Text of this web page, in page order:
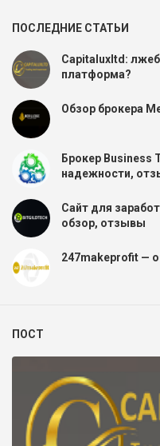
ПОСЛЕДНИЕ СТАТЬИ
Capitaluxltd:
платформа?
Обзор брокера
Брокер Business
надежности,
Сайт для
обзор, отзывы
247makeprofit —
ПОСТ